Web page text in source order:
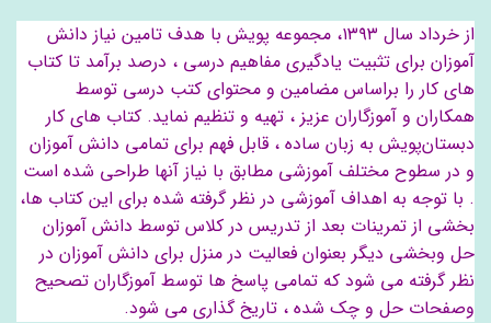
از خرداد سال ۱۳۹۳، مجموعه پویش با هدف تامین نیاز دانش
آموزان برای تثبیت یادگیری مفاهیم درسی ، درصد برآمد تا کتاب
های کار را براساس مضامین و محتوای کتب درسی توسط
همکاران و آموزگاران عزیز ، تهیه و تنظیم نماید. کتاب های کار
دبستان‌پویش به زبان ساده ، قابل فهم برای تمامی دانش آموزان
و در سطوح مختلف آموزشی مطابق با نیاز آنها طراحی شده است
. با توجه به اهداف آموزشی در نظر گرفته شده برای این کتاب ها،
بخشی از تمرینات بعد از تدریس در کلاس توسط دانش آموزان
حل وبخشی دیگر بعنوان فعالیت در منزل برای دانش آموزان در
نظر گرفته می شود که تمامی پاسخ ها توسط آموزگاران تصحیح
وصفحات حل و چک شده ، تاریخ گذاری می شود.